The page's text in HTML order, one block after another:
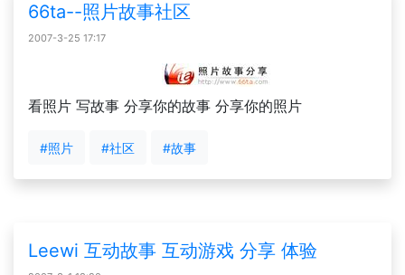
66ta--照片故事社区
2007-3-25 17:17
看照片 写故事 分享你的故事 分享你的照片
#照片 #社区 #故事
Leewi 互动故事 互动游戏 分享 体验